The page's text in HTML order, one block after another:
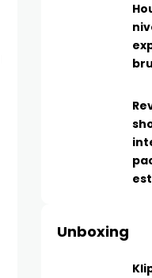
Unboxing